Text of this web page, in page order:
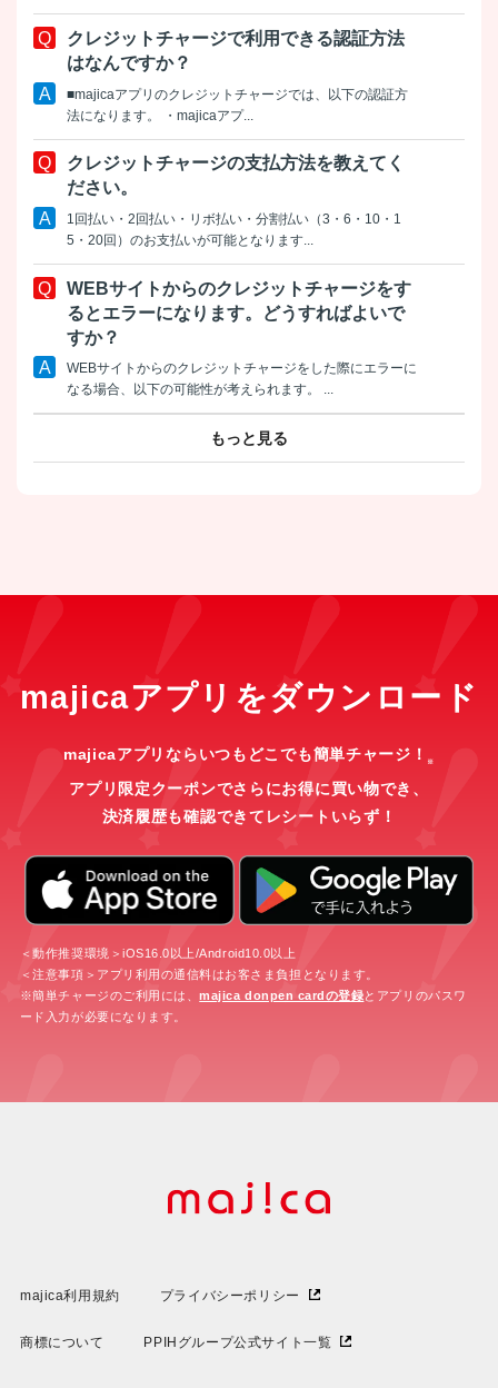
クレジットチャージで利用できる認証方法
はなんですか？
■majicaアプリのクレジットチャージでは、以下の認証方
法になります。 ・majicaアプ...
クレジットチャージの支払方法を教えてく
ださい。
1回払い・2回払い・リボ払い・分割払い（3・6・10・1
5・20回）のお支払いが可能となります...
WEBサイトからのクレジットチャージをす
るとエラーになります。どうすればよいで
すか？
WEBサイトからのクレジットチャージをした際にエラーに
なる場合、以下の可能性が考えられます。 ...
もっと見る
majicaアプリをダウンロード
majicaアプリならいつもどこでも簡単チャージ！ ※
アプリ限定クーポンでさらにお得に買い物でき、
決済履歴も確認できてレシートいらず！
＜動作推奨環境＞iOS16.0以上/Android10.0以上
＜注意事項＞アプリ利用の通信料はお客さま負担となります。
※簡単チャージのご利用には、majica donpen cardの登録とアプリのパスワ
ード入力が必要になります。
majica利用規約 プライバシーポリシー
商標について PPIHグループ公式サイト一覧